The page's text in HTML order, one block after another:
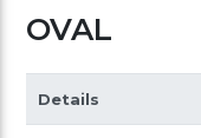
OVAL
Details